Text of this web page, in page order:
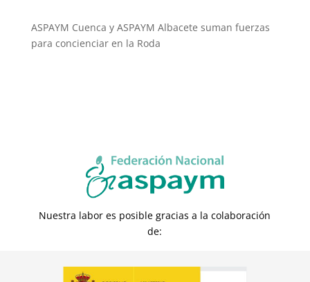
ASPAYM Cuenca y ASPAYM Albacete suman fuerzas
para concienciar en la Roda
Nuestra labor es posible gracias a la colaboración
de: